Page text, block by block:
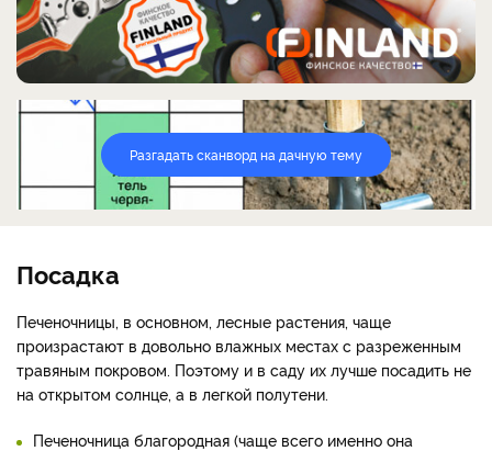
Разгадать сканворд на дачную тему
Посадка
Печеночницы, в основном, лесные растения, чаще
произрастают в довольно влажных местах с разреженным
травяным покровом. Поэтому и в саду их лучше посадить не
на открытом солнце, а в легкой полутени.
Печеночница благородная (чаще всего именно она